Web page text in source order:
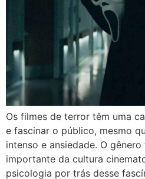
Os filmes de terror têm uma
e fascinar o público, mesmo
intenso e ansiedade. O
importante da cultura
psicologia por trás desse